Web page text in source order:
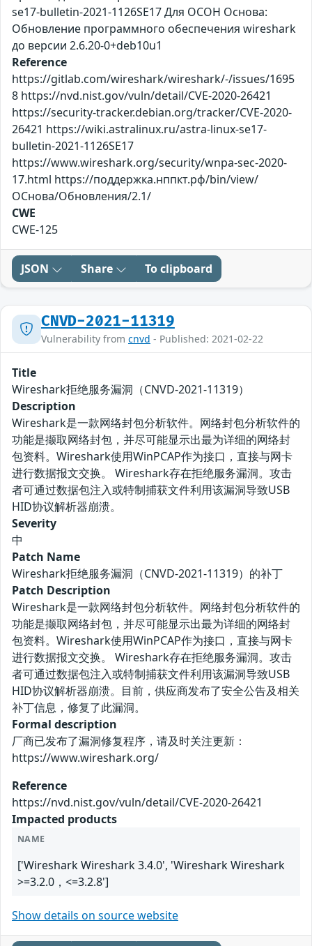
se17-bulletin-2021-1126SE17 Для ОСОН Основа:
Обновление программного обеспечения wireshark
до версии 2.6.20-0+deb10u1
Reference
https://gitlab.com/wireshark/wireshark/-/issues/1695
8 https://nvd.nist.gov/vuln/detail/CVE-2020-26421
https://security-tracker.debian.org/tracker/CVE-2020-
26421 https://wiki.astralinux.ru/astra-linux-se17-
bulletin-2021-1126SE17
https://www.wireshark.org/security/wnpa-sec-2020-
17.html https://поддержка.нппкт.рф/bin/view/
ОСнова/Обновления/2.1/
CWE
CWE-125
JSON Share To clipboard
CNVD-2021-11319
Vulnerability from cnvd - Published: 2021-02-22
Title
Wireshark拒绝服务漏洞（CNVD-2021-11319）
Description
Wireshark是一款网络封包分析软件。网络封包分析软件的
功能是撷取网络封包，并尽可能显示出最为详细的网络封
包资料。Wireshark使用WinPCAP作为接口，直接与网卡
进行数据报文交换。 Wireshark存在拒绝服务漏洞。攻击
者可通过数据包注入或特制捕获文件利用该漏洞导致USB
HID协议解析器崩溃。
Severity
中
Patch Name
Wireshark拒绝服务漏洞（CNVD-2021-11319）的补丁
Patch Description
Wireshark是一款网络封包分析软件。网络封包分析软件的
功能是撷取网络封包，并尽可能显示出最为详细的网络封
包资料。Wireshark使用WinPCAP作为接口，直接与网卡
进行数据报文交换。 Wireshark存在拒绝服务漏洞。攻击
者可通过数据包注入或特制捕获文件利用该漏洞导致USB
HID协议解析器崩溃。目前，供应商发布了安全公告及相关
补丁信息，修复了此漏洞。
Formal description
厂商已发布了漏洞修复程序，请及时关注更新：
https://www.wireshark.org/
Reference
https://nvd.nist.gov/vuln/detail/CVE-2020-26421
Impacted products
NAME
['Wireshark Wireshark 3.4.0', 'Wireshark Wireshark
>=3.2.0，<=3.2.8']
Show details on source website